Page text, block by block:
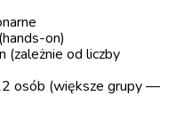
on)
(zależnie od liczby
osób (większe grupy —